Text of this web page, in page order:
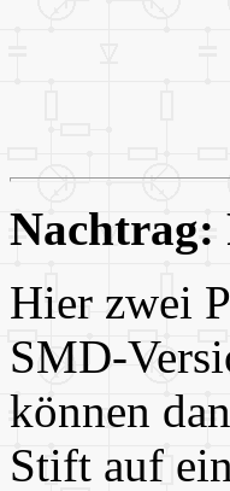
Nachtrag:
Hier zwei
SMD-
können
Stift auf